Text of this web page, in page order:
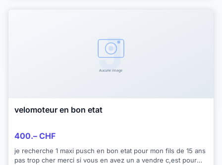
velomoteur en bon etat
400.– CHF
je recherche 1 maxi pusch en bon etat pour mon fils de 15 ans
pas trop cher merci si vous en avez un a vendre c,est pour